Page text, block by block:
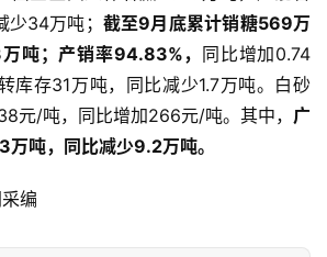
34万吨； 截至9月底累计销糖569万
吨；产销率94.83%， 同比增加0.74
库存31万吨，同比减少1.7万吨。白砂
元/吨，同比增加266元/吨。其中， 广
吨，同比减少9.2万吨。
编